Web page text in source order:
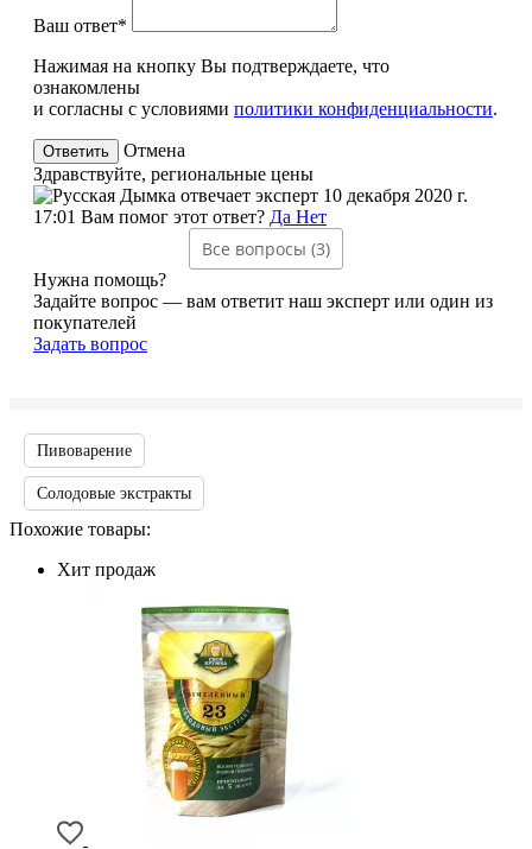
Ваш ответ*
Нажимая на кнопку Вы подтверждаете, что
ознакомлены
и согласны с условиями политики конфиденциальности.
Отмена
Здравствуйте, региональные цены
эксперт 10 декабря 2020 г.
17:01 Вам помог этот ответ? Да Нет
Все вопросы (3)
Нужна помощь?
Задайте вопрос — вам ответит наш эксперт или один из
покупателей
Задать вопрос
Пивоварение
Солодовые экстракты
Похожие товары:
Хит продаж